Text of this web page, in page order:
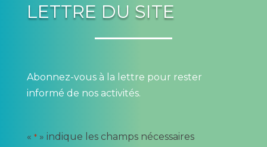
LETTRE DU SITE
Abonnez-vous à la lettre pour rester
informé de nos activités.
« *» indique les champs nécessaires